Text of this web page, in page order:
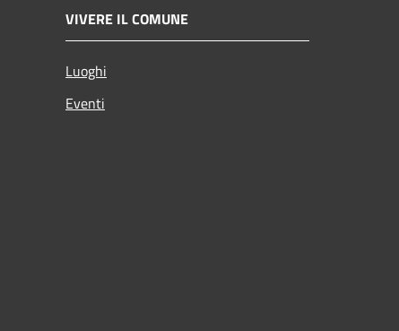
VIVERE IL COMUNE
Luoghi
Eventi